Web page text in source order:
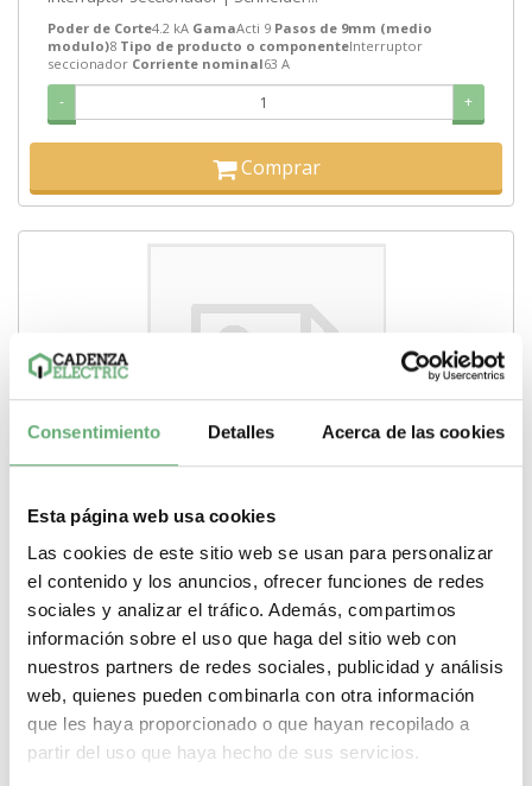
Consentimiento Detalles Acerca de las cookies
Esta página web usa cookies
Las cookies de este sitio web se usan para personalizar
el contenido y los anuncios, ofrecer funciones de redes
sociales y analizar el tráfico. Además, compartimos
información sobre el uso que haga del sitio web con
nuestros partners de redes sociales, publicidad y análisis
web, quienes pueden combinarla con otra información
que les haya proporcionado o que hayan recopilado a
partir del uso que haya hecho de sus servicios.
Poder de Corte4.2 kA GamaActi 9 Pasos de 9mm (medio
modulo)8 Tipo de producto o componenteInterruptor
seccionador Corriente nominal63 A
- +
Comprar
INTERRUPTOR EN CARGA 4P 40A 380V ref. A9S60440
115,44€49,35€
A9S60440 | 4P | 32 A | Acti 9 iSW | Acti 9 | 4 | Interruptor
seccionador | Schneider Electric...
Pasos de 9mm (medio modulo)
producto o componenteInterruptor seccionador Corriente
nominal
+